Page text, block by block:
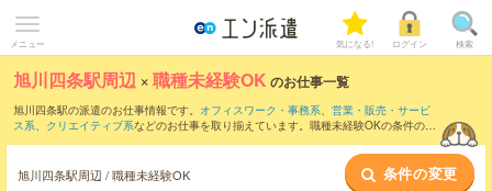
メニュー 気になる! ログイン 検索
旭川四条駅周辺 ×職種未経験OK のお仕事一覧
旭川四条駅の派遣のお仕事情報です。 オフィスワーク・事務系、 営業・販売・サービ
ス系、 クリエイティブ系などのお仕事を取り揃えています。職種未経験OKの条件の他
旭川四条駅周辺 / 職種未経験OK 条件の変更